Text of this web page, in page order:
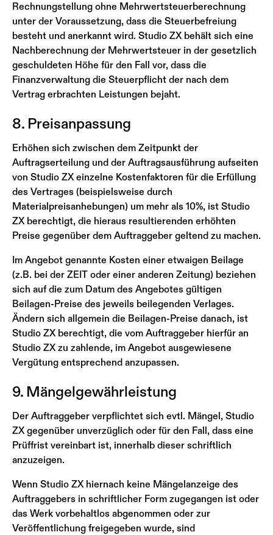
Rechnungstellung ohne Mehrwertsteuerberechnung
unter der Voraussetzung, dass die Steuerbefreiung
besteht und anerkannt wird. Studio ZX behält sich eine
Nachberechnung der Mehrwertsteuer in der gesetzlich
geschuldeten Höhe für den Fall vor, dass die
Finanzverwaltung die Steuerpflicht der nach dem
Vertrag erbrachten Leistungen bejaht.
8. Preisanpassung
Erhöhen sich zwischen dem Zeitpunkt der
Auftragserteilung und der Auftragsausführung aufseiten
von Studio ZX einzelne Kostenfaktoren für die Erfüllung
des Vertrages (beispielsweise durch
Materialpreisanhebungen) um mehr als 10%, ist Studio
ZX berechtigt, die hieraus resultierenden erhöhten
Preise gegenüber dem Auftraggeber geltend zu machen.
Im Angebot genannte Kosten einer etwaigen Beilage
(z.B. bei der ZEIT oder einer anderen Zeitung) beziehen
sich auf die zum Datum des Angebotes gültigen
Beilagen-Preise des jeweils beilegenden Verlages.
Ändern sich allgemein die Beilagen-Preise danach, ist
Studio ZX berechtigt, die vom Auftraggeber hierfür an
Studio ZX zu zahlende, im Angebot ausgewiesene
Vergütung entsprechend anzupassen.
9. Mängelgewährleistung
Der Auftraggeber verpflichtet sich evtl. Mängel, Studio
ZX gegenüber unverzüglich oder für den Fall, dass eine
Prüffrist vereinbart ist, innerhalb dieser schriftlich
anzuzeigen.
Wenn Studio ZX hiernach keine Mängelanzeige des
Auftraggebers in schriftlicher Form zugegangen ist oder
das Werk vorbehaltlos abgenommen oder zur
Veröffentlichung freigegeben wurde, sind